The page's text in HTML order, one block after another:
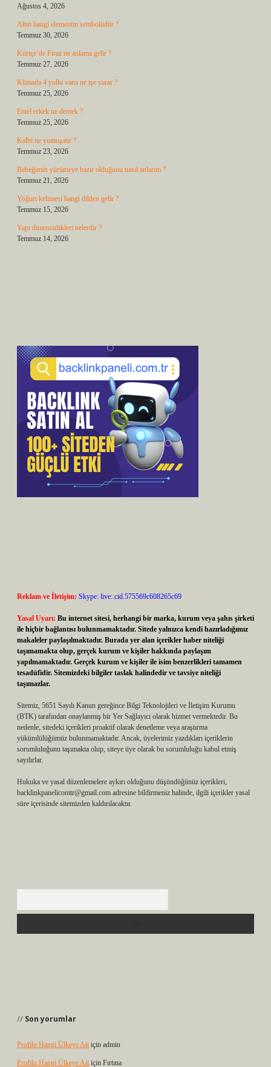
Ağustos 4, 2026
Altın hangi elementin sembolüdür ?
Temmuz 30, 2026
Kürtçe’de Firaz ne anlama gelir ?
Temmuz 27, 2026
Klimada 4 yollu vana ne işe yarar ?
Temmuz 25, 2026
Entel erkek ne demek ?
Temmuz 25, 2026
Kalbi ne yumuşatır ?
Temmuz 23, 2026
Bebeğimin yürümeye hazır olduğunu nasıl anlarım ?
Temmuz 21, 2026
Yoğurt kelimesi hangi dilden gelir ?
Temmuz 15, 2026
Yapı düzensizlikleri nelerdir ?
Temmuz 14, 2026
Reklam ve İletişim: Skype: live:.cid.575569c608265c69
Yasal Uyarı: Bu internet sitesi, herhangi bir marka, kurum veya şahıs şirketi
ile hiçbir bağlantısı bulunmamaktadır. Sitede yalnızca kendi hazırladığımız
makaleler paylaşılmaktadır. Burada yer alan içerikler haber niteliği
taşımamakta olup, gerçek kurum ve kişiler hakkında paylaşım
yapılmamaktadır. Gerçek kurum ve kişiler ile isim benzerlikleri tamamen
tesadüfidir. Sitemizdeki bilgiler taslak halindedir ve tavsiye niteliği
taşımazlar.
Sitemiz, 5651 Sayılı Kanun gereğince Bilgi Teknolojileri ve İletişim Kurumu
(BTK) tarafından onaylanmış bir Yer Sağlayıcı olarak hizmet vermektedir. Bu
nedenle, sitedeki içerikleri proaktif olarak denetleme veya araştırma
yükümlülüğümüz bulunmamaktadır. Ancak, üyelerimiz yazdıkları içeriklerin
sorumluluğunu taşımakta olup, siteye üye olarak bu sorumluluğu kabul etmiş
sayılırlar.
Hukuka ve yasal düzenlemelere aykırı olduğunu düşündüğünüz içerikleri,
backlinkpanelicomtr@gmail.com adresine bildirmeniz halinde, ilgili içerikler yasal
süre içerisinde sitemizden kaldırılacaktır.
Son yorumlar
Profilo Hangi Ülkeye Ait için admin
Profilo Hangi Ülkeye Ait için Fırtına